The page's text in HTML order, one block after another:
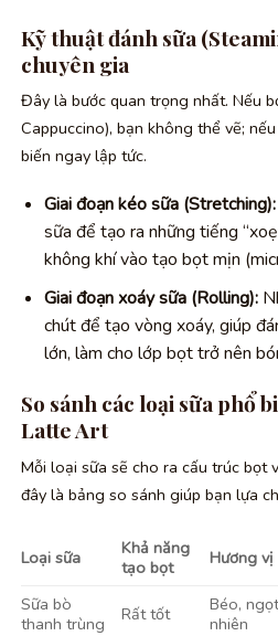
Kỹ thuật đánh sữa
chuyên gia
Đây là bước quan trọng nhất. Nếu
Cappuccino), bạn không thể vẽ;
biến ngay lập tức.
Giai đoạn kéo sữa (Stretching):
sữa để tạo ra những tiếng
không khí vào tạo bọt mịn
Giai đoạn xoáy sữa (Rolling):
chút để tạo vòng xoáy, giúp
lớn, làm cho lớp bọt trở nên
So sánh các loại sữa phổ
Latte Art
Mỗi loại sữa sẽ cho ra cấu trúc bọt
đây là bảng so sánh giúp bạn lựa
Loại sữa
Khả năng
tạo bọt
Hương vị
Sữa bò
thanh trùng
Rất tốt
Béo,
nhiên